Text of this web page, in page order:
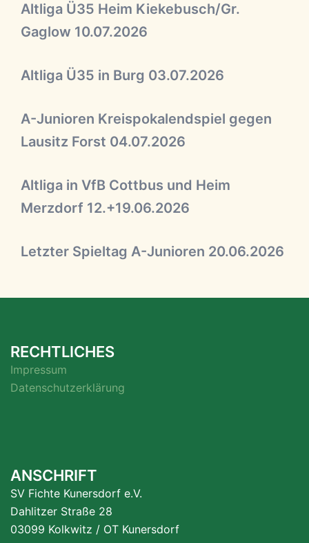
Altliga Ü35 Heim Kiekebusch/Gr.
Gaglow 10.07.2026
Altliga Ü35 in Burg 03.07.2026
A-Junioren Kreispokalendspiel gegen
Lausitz Forst 04.07.2026
Altliga in VfB Cottbus und Heim
Merzdorf 12.+19.06.2026
Letzter Spieltag A-Junioren 20.06.2026
RECHTLICHES
Impressum
Datenschutzerklärung
ANSCHRIFT
SV Fichte Kunersdorf e.V.
Dahlitzer Straße 28
03099 Kolkwitz / OT Kunersdorf